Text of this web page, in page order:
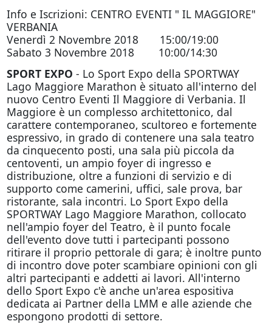
Info e Iscrizioni: CENTRO EVENTI " IL MAGGIORE"
VERBANIA
Venerdì 2 Novembre 2018 15:00/19:00
Sabato 3 Novembre 2018 10:00/14:30
SPORT EXPO - Lo Sport Expo della SPORTWAY
Lago Maggiore Marathon è situato all'interno del
nuovo Centro Eventi Il Maggiore di Verbania. Il
Maggiore è un complesso architettonico, dal
carattere contemporaneo, scultoreo e fortemente
espressivo, in grado di contenere una sala teatro
da cinquecento posti, una sala più piccola da
centoventi, un ampio foyer di ingresso e
distribuzione, oltre a funzioni di servizio e di
supporto come camerini, uffici, sale prova, bar
ristorante, sala incontri. Lo Sport Expo della
SPORTWAY Lago Maggiore Marathon, collocato
nell'ampio foyer del Teatro, è il punto focale
dell'evento dove tutti i partecipanti possono
ritirare il proprio pettorale di gara; è inoltre punto
di incontro dove poter scambiare opinioni con gli
altri partecipanti e addetti ai lavori. All'interno
dello Sport Expo c'è anche un'area espositiva
dedicata ai Partner della LMM e alle aziende che
espongono prodotti di settore.